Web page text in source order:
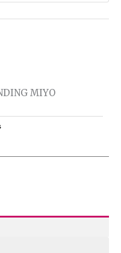
MIYO